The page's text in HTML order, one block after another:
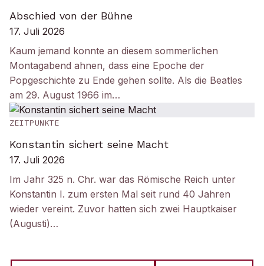
Abschied von der Bühne
17. Juli 2026
Kaum jemand konnte an diesem sommerlichen
Montagabend ahnen, dass eine Epoche der
Popgeschichte zu Ende gehen sollte. Als die Beatles
am 29. August 1966 im…
ZEITPUNKTE
Konstantin sichert seine Macht
17. Juli 2026
Im Jahr 325 n. Chr. war das Römische Reich unter
Konstantin I. zum ersten Mal seit rund 40 Jahren
wieder vereint. Zuvor hatten sich zwei Hauptkaiser
(Augusti)…